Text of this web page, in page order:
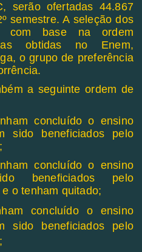
serão ofertadas 44.867
semestre. A seleção dos
com base na ordem
obtidas no Enem,
o grupo de preferência
a seguinte ordem de
concluído o ensino
sido beneficiados pelo
concluído o ensino
beneficiados pelo
o tenham quitado;
concluído o ensino
sido beneficiados pelo